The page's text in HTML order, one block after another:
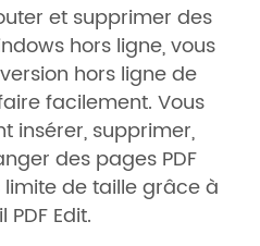
et supprimer des
hors ligne, vous
hors ligne de
facilement. Vous
insérer, supprimer,
des pages PDF
de taille grâce à
PDF Edit.